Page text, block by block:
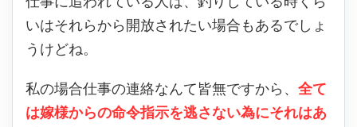
いはそれらから開放されたい場合もあるでしょ
うけどね。
私の場合仕事の連絡なんて皆無ですから、 全て
は嫁様からの命令指示を逃さない為にそれはあ